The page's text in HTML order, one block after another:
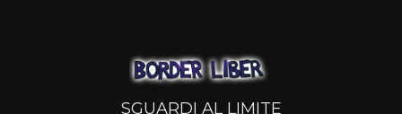
SGUARDI AL LIMITE